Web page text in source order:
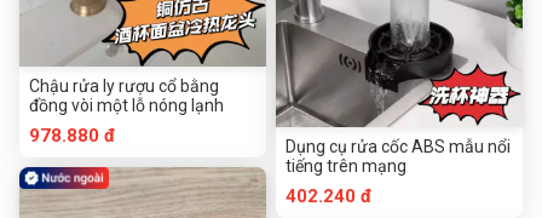
Chậu rửa ly rượu cổ bằng
đồng vòi một lỗ nóng lạnh
978.880 đ
Dụng cụ rửa cốc ABS mẫu nổi
tiếng trên mạng
402.240 đ